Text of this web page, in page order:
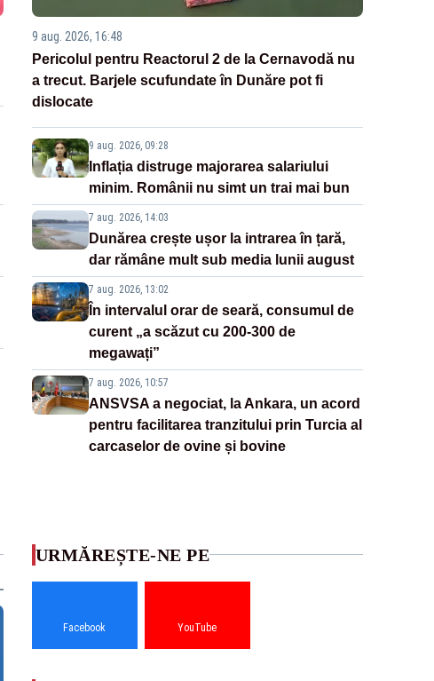
9 aug. 2026, 16:48
Pericolul pentru Reactorul 2 de la Cernavodă nu
a trecut. Barjele scufundate în Dunăre pot fi
dislocate
9 aug. 2026, 09:28
Inflația distruge majorarea salariului
minim. Românii nu simt un trai mai bun
7 aug. 2026, 14:03
Dunărea crește ușor la intrarea în țară,
dar rămâne mult sub media lunii august
7 aug. 2026, 13:02
În intervalul orar de seară, consumul de
curent „a scăzut cu 200-300 de
megawați”
7 aug. 2026, 10:57
ANSVSA a negociat, la Ankara, un acord
pentru facilitarea tranzitului prin Turcia al
carcaselor de ovine și bovine
URMĂREȘTE-NE PE
Facebook YouTube